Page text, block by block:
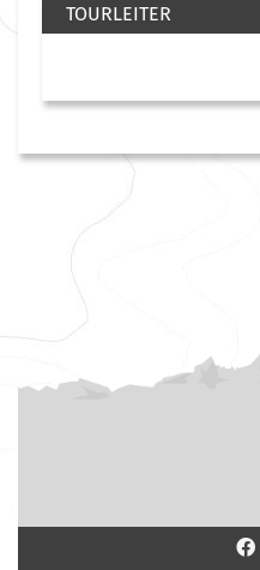
TOURLEITER